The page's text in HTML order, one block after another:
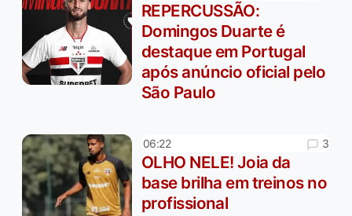
REPERCUSSÃO:
Domingos Duarte é
destaque em Portugal
após anúncio oficial pelo
São Paulo
06:22 3
OLHO NELE! Joia da
base brilha em treinos no
profissional